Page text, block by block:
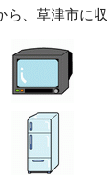
、草津市に